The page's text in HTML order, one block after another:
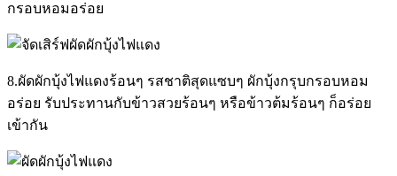
กรอบหอมอร่อย
8.ผัดผักบุ้งไฟแดงร้อนๆ รสชาติสุดแซบๆ ผักบุ้งกรุบกรอบหอม
อร่อย รับประทานกับข้าวสวยร้อนๆ หรือข้าวต้มร้อนๆ ก็อร่อย
เข้ากัน